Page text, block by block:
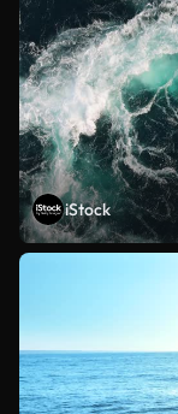
iStock